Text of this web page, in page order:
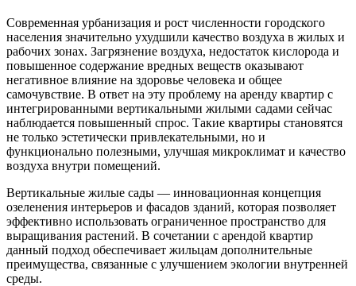
Современная урбанизация и рост численности городского
населения значительно ухудшили качество воздуха в жилых и
рабочих зонах. Загрязнение воздуха, недостаток кислорода и
повышенное содержание вредных веществ оказывают
негативное влияние на здоровье человека и общее
самочувствие. В ответ на эту проблему на аренду квартир с
интегрированными вертикальными жилыми садами сейчас
наблюдается повышенный спрос. Такие квартиры становятся
не только эстетически привлекательными, но и
функционально полезными, улучшая микроклимат и качество
воздуха внутри помещений.
Вертикальные жилые сады — инновационная концепция
озеленения интерьеров и фасадов зданий, которая позволяет
эффективно использовать ограниченное пространство для
выращивания растений. В сочетании с арендой квартир
данный подход обеспечивает жильцам дополнительные
преимущества, связанные с улучшением экологии внутренней
среды.